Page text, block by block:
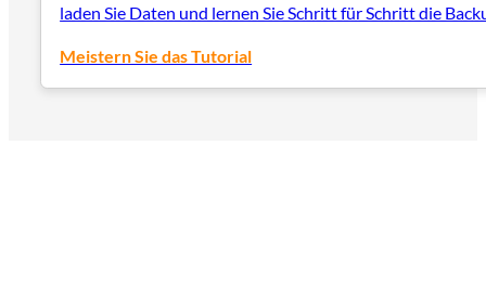
laden Sie Daten und lernen Sie Schritt für Schritt die
Meistern Sie das Tutorial